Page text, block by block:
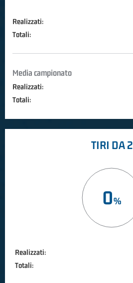
Realizzati:
Totali:
Media campionato
Realizzati:
Totali:
TIRI DA 2
0
Realizzati:
Totali: